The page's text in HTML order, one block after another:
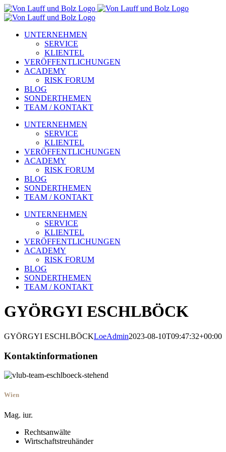
Zum
Inhalt
UNTERNEHMEN
SERVICE
KLIENTEL
VERÖFFENTLICHUNGEN
ACADEMY
RISK FORUM
BLOG
SONDERTHEMEN
TEAM / KONTAKT
UNTERNEHMEN
SERVICE
KLIENTEL
VERÖFFENTLICHUNGEN
ACADEMY
RISK FORUM
BLOG
SONDERTHEMEN
TEAM / KONTAKT
UNTERNEHMEN
SERVICE
KLIENTEL
VERÖFFENTLICHUNGEN
ACADEMY
RISK FORUM
BLOG
SONDERTHEMEN
TEAM / KONTAKT
GYÖRGYI ESCHLBÖCK
GYÖRGYI ESCHLBÖCKLoeAdmin2023-08-10T09:47:32+00:00
Kontaktinformationen
Wien
Mag. iur.
Rechtsanwälte
Wirtschaftstreuhänder